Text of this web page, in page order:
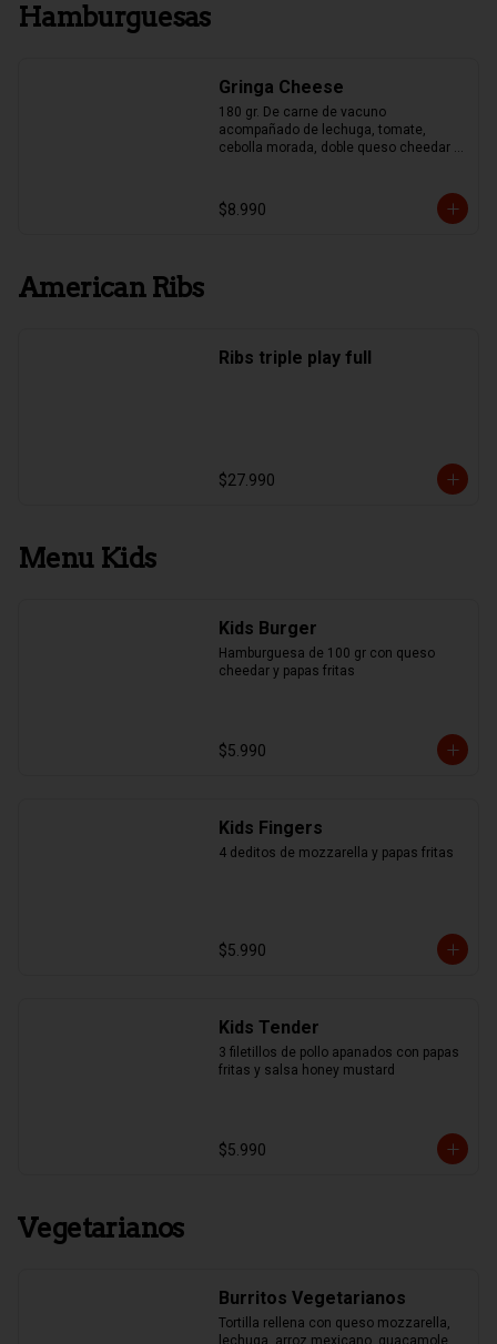
Hamburguesas
Gringa Cheese
180 gr. De carne de vacuno
acompañado de lechuga, tomate,
cebolla morada, doble queso cheedar y
$8.990
American Ribs
Ribs triple play full
$27.990
Menu Kids
Kids Burger
Hamburguesa de 100 gr con queso
cheedar y papas fritas
$5.990
Kids Fingers
4 deditos de mozzarella y papas fritas
$5.990
Kids Tender
3 filetillos de pollo apanados con papas
fritas y salsa honey mustard
$5.990
Vegetarianos
Burritos Vegetarianos
Tortilla rellena con queso mozzarella,
lechuga, arroz mexicano, guacamole,